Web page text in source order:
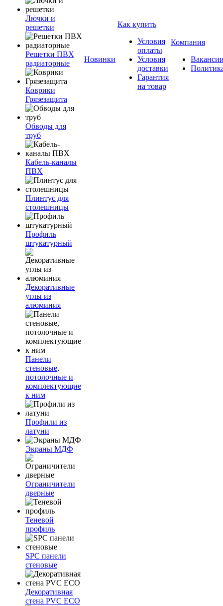
Лючки и
решетки
Решетки ПВХ
радиаторные
Коврики
Грязезащита
Обводы для
труб
Кабель-каналы
ПВХ
Плинтус для
столешницы
Профиль
штукатурный
Декоративные
углы из
алюминия
Панели
стеновые,
потолочные и
комплектующие
к ним
Профили из
латуни
Экраны МДФ
Ограничители
дверные
Теневой
профиль
SPC панели
стеновые
Декоративная
стена PVC ECO
Новинки
Как купить
Условия
оплаты
Условия
доставки
Гарантия
на товар
Компания